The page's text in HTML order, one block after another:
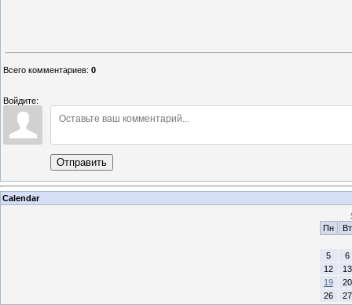
Всего комментариев: 0
Войдите:
Отправить
Calendar
Пн
Вт
5
6
12
13
19
20
26
27